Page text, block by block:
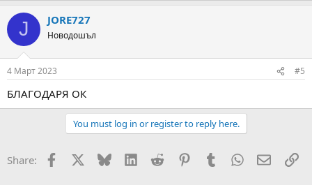
J JORE727
Новодошъл
4 Март 2023 #5
БЛАГОДАРЯ ОК
You must log in or register to reply here.
Share: Facebook Bluesky LinkedInReddit PinterestTumblrWhatsApp
Email